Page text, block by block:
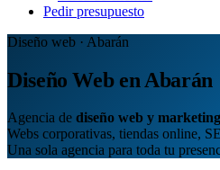
Pedir presupuesto
Diseño web · Abarán
Diseño Web en Abarán
Agencia de diseño web y
Webs corporativas, tiendas online,
Una sola agencia para toda tu